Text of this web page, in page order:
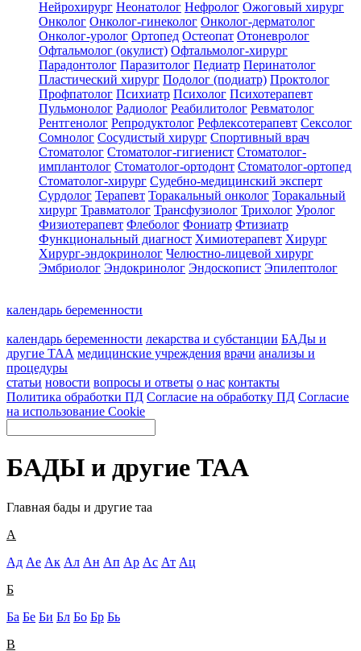
Нейрохирург Неонатолог Нефролог Ожоговый хирург
Онколог Онколог-гинеколог Онколог-дерматолог
Онколог-уролог Ортопед Остеопат Отоневролог
Офтальмолог (окулист) Офтальмолог-хирург
Парадонтолог Паразитолог Педиатр Перинатолог
Пластический хирург Подолог (подиатр) Проктолог
Профпатолог Психиатр Психолог Психотерапевт
Пульмонолог Радиолог Реабилитолог Ревматолог
Рентгенолог Репродуктолог Рефлексотерапевт Сексолог
Сомнолог Сосудистый хирург Спортивный врач
Стоматолог Стоматолог-гигиенист Стоматолог-
имплантолог Стоматолог-ортодонт Стоматолог-ортопед
Стоматолог-хирург Судебно-медицинский эксперт
Сурдолог Терапевт Торакальный онколог Торакальный
хирург Травматолог Трансфузиолог Трихолог Уролог
Физиотерапевт Флеболог Фониатр Фтизиатр
Функциональный диагност Химиотерапевт Хирург
Хирург-эндокринолог Челюстно-лицевой хирург
Эмбриолог Эндокринолог Эндоскопист Эпилептолог
календарь беременности
календарь беременности лекарства и субстанции БАДы и
другие ТАА медицинские учреждения врачи анализы и
процедуры
статьи новости вопросы и ответы о нас контакты
Политика обработки ПД Согласие на обработку ПД Согласие
на использование Cookie
БАДЫ и другие ТАА
Главная бады и другие таа
А
Ад Ае Ак Ал Ан Ап Ар Ас Ат Ац
Б
Ба Бе Би Бл Бо Бр Бь
В